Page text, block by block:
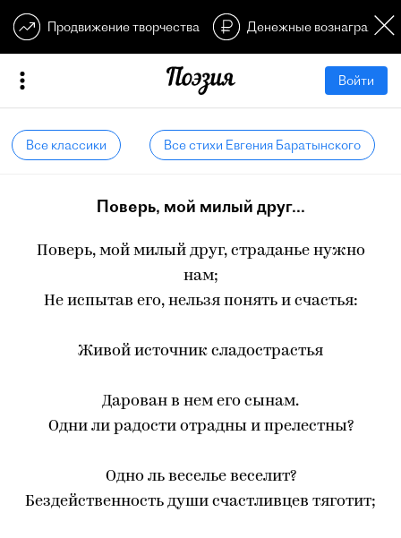
Продвижение творчества Денежные
Войти
Все классики Все стихи Евгения Баратынского
Поверь, мой милый друг...
Поверь, мой милый друг, страданье нужно
нам;
Не испытав его, нельзя понять и счастья:
Живой источник сладострастья
Дарован в нем его сынам.
Одни ли радости отрадны и прелестны?
Одно ль веселье веселит?
Бездейственность души счастливцев тяготит;